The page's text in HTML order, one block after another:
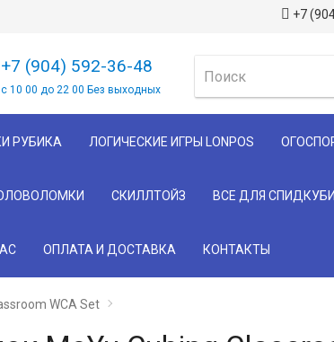
+7
+7 (904) 592-36-48
с 10 00 до 22 00 Без выходных
РУБИКА ЛОГИЧЕСКИЕ ИГРЫ LONPOS
СКИЛЛТОЙЗ ВСЕ ДЛЯ
ОПЛАТА И ДОСТАВКА КОНТАКТЫ
WCA Set